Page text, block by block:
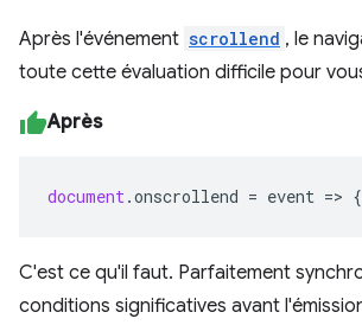
Après l'événement scrollend , le
toute cette évaluation difficile pour
Après
document.onscrollend = event => {
C'est ce qu'il faut. Parfaitement
conditions significatives avant